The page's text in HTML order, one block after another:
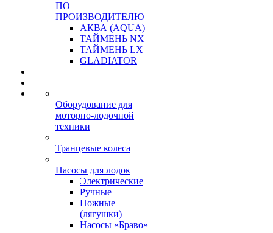
ПО
ПРОИЗВОДИТЕЛЮ
АКВА (AQUA)
ТАЙМЕНЬ NX
ТАЙМЕНЬ LX
GLADIATOR
Оборудование для
моторно-лодочной
техники
Транцевые колеса
Насосы для лодок
Электрические
Ручные
Ножные
(лягушки)
Насосы «Браво»